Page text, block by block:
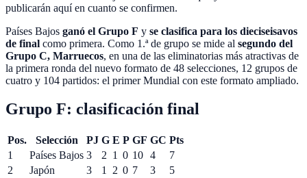
publicarán aquí en cuanto se confirmen.
Países Bajos ganó el Grupo F y se clasifica para los dieciseisavos
de final como primera. Como 1.ª de grupo se mide al segundo del
Grupo C, Marruecos, en una de las eliminatorias más atractivas de
la primera ronda del nuevo formato de 48 selecciones, 12 grupos de
cuatro y 104 partidos: el primer Mundial con este formato ampliado.
Grupo F: clasificación final
Pos. Selección PJ G E P GF GC Pts
1
Países Bajos 3 2 1 0 10 4
7
2
Japón 3 1 2 0 7 3
5